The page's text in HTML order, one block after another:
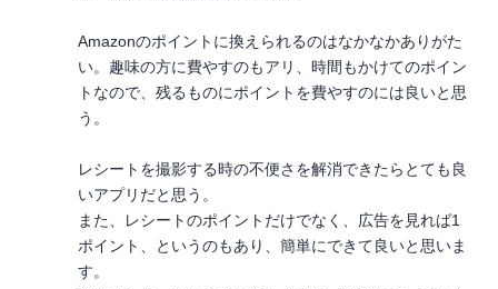
Amazonのポイントに換えられるのはなかなかありがた
い。趣味の方に費やすのもアリ、時間もかけてのポイン
トなので、残るものにポイントを費やすのには良いと思
う。
レシートを撮影する時の不便さを解消できたらとても良
いアプリだと思う。
また、レシートのポイントだけでなく、広告を見れば1
ポイント、というのもあり、簡単にできて良いと思いま
す。